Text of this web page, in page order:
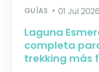
GUÍAS 01 Jul 2026
Laguna
completa
trekking más